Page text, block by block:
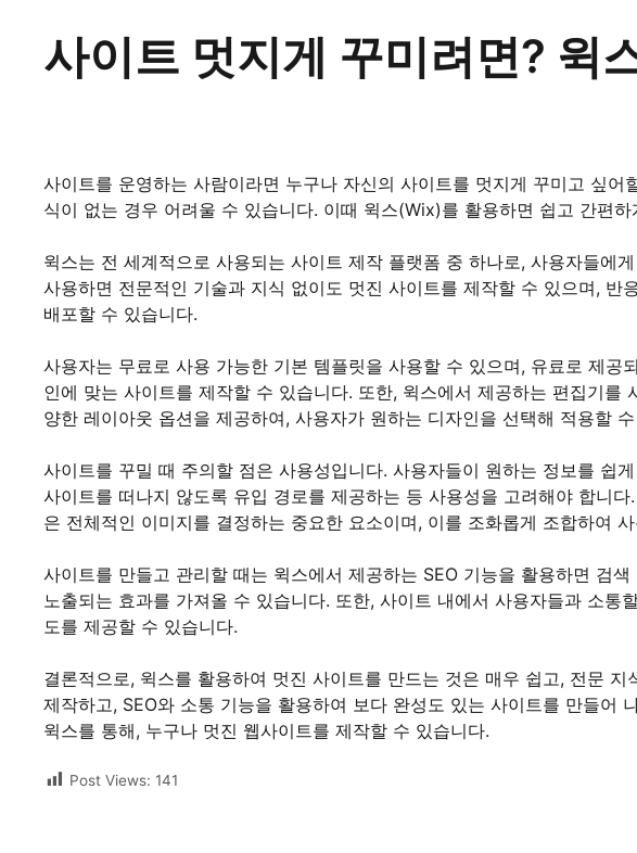
사이트 멋지게 꾸미려면? 윅
사이트를 운영하는 사람이라면 누구나 자신의 사이트를 멋지게 꾸미고 싶
식이 없는 경우 어려울 수 있습니다. 이때 윅스(Wix)를 활용하면 쉽고 간편
윅스는 전 세계적으로 사용되는 사이트 제작 플랫폼 중 하나로, 사용자들에
사용하면 전문적인 기술과 지식 없이도 멋진 사이트를 제작할 수 있으며, 반
배포할 수 있습니다.
사용자는 무료로 사용 가능한 기본 템플릿을 사용할 수 있으며, 유료로 제공
인에 맞는 사이트를 제작할 수 있습니다. 또한, 윅스에서 제공하는 편집기를
양한 레이아웃 옵션을 제공하여, 사용자가 원하는 디자인을 선택해 적용할
사이트를 꾸밀 때 주의할 점은 사용성입니다. 사용자들이 원하는 정보를 쉽
사이트를 떠나지 않도록 유입 경로를 제공하는 등 사용성을 고려해야 합니
은 전체적인 이미지를 결정하는 중요한 요소이며, 이를 조화롭게 조합하여
사이트를 만들고 관리할 때는 윅스에서 제공하는 SEO 기능을 활용하면 검
노출되는 효과를 가져올 수 있습니다. 또한, 사이트 내에서 사용자들과 소통
도를 제공할 수 있습니다.
결론적으로, 윅스를 활용하여 멋진 사이트를 만드는 것은 매우 쉽고, 전문
제작하고, SEO와 소통 기능을 활용하여 보다 완성도 있는 사이트를 만들어
윅스를 통해, 누구나 멋진 웹사이트를 제작할 수 있습니다.
Post Views: 141